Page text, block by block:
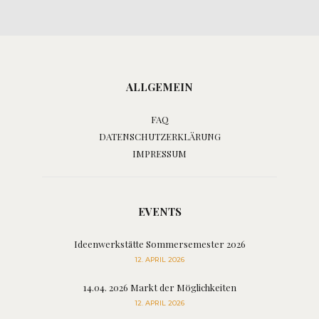
ALLGEMEIN
FAQ
DATENSCHUTZERKLÄRUNG
IMPRESSUM
EVENTS
Ideenwerkstätte Sommersemester 2026
12. APRIL 2026
14.04. 2026 Markt der Möglichkeiten
12. APRIL 2026